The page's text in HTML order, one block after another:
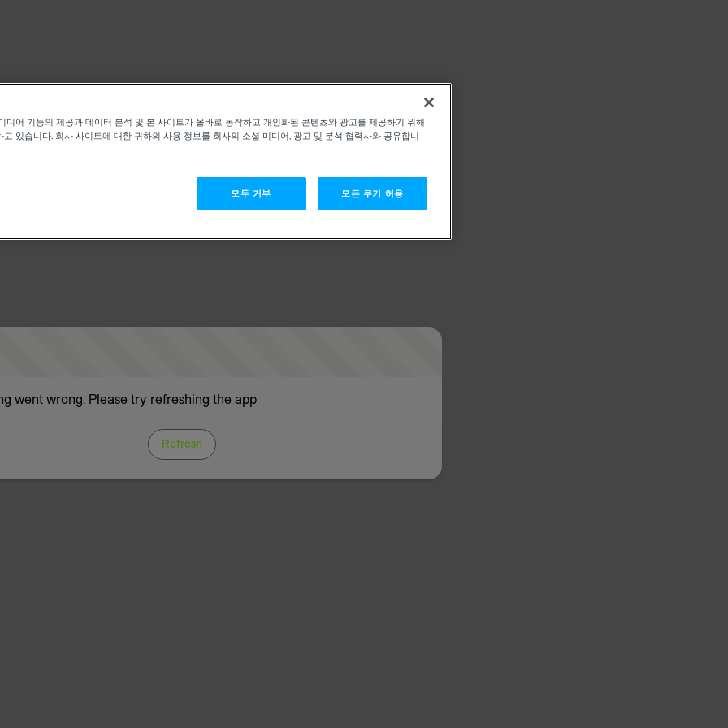
went wrong. Please try refreshing the app
Refresh
디어 기능의 제공과 데이터 분석 및 본 사이트가 올바로 동작하고 개인화된 콘텐츠와 광고를 제공하기 위해
고 있습니다. 회사 사이트에 대한 귀하의 사용 정보를 회사의 소셜 미디어, 광고 및 분석 협력사와 공유합니
모두 거부 모든 쿠키 허용